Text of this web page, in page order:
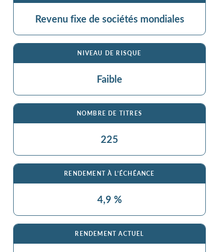
Revenu fixe de sociétés mondiales
NIVEAU DE RISQUE
Faible
NOMBRE DE TITRES
225
RENDEMENT À L’ÉCHÉANCE
4,9 %
RENDEMENT ACTUEL